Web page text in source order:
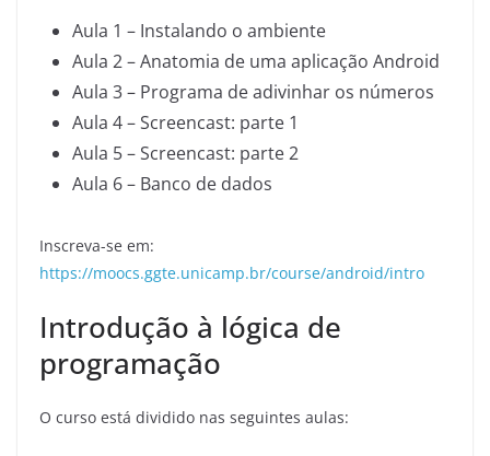
Aula 1 – Instalando o ambiente
Aula 2 – Anatomia de uma aplicação Android
Aula 3 – Programa de adivinhar os números
Aula 4 – Screencast: parte 1
Aula 5 – Screencast: parte 2
Aula 6 – Banco de dados
Inscreva-se em:
https://moocs.ggte.unicamp.br/course/android/intro
Introdução à lógica de
programação
O curso está dividido nas seguintes aulas: